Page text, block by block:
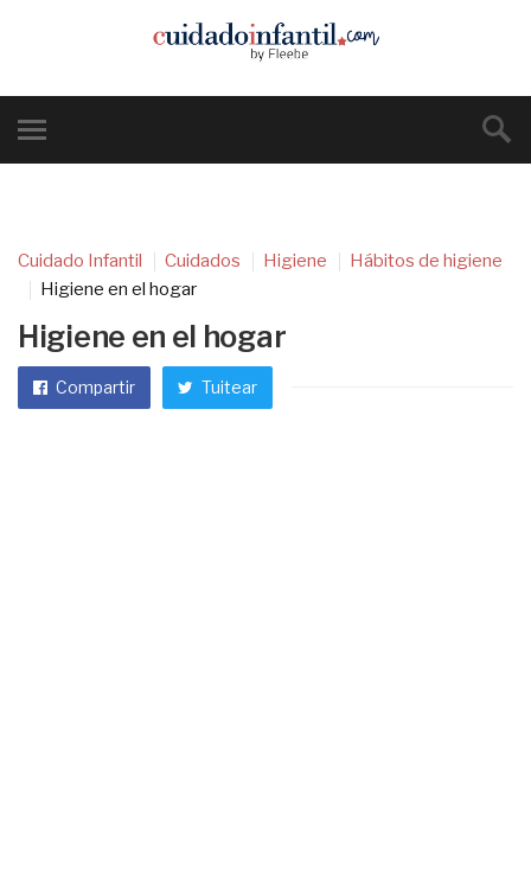
Cuidado Infantil Cuidados Higiene
Hábitos de higiene
Higiene en el hogar
Higiene en el hogar
Compartir Tuitear